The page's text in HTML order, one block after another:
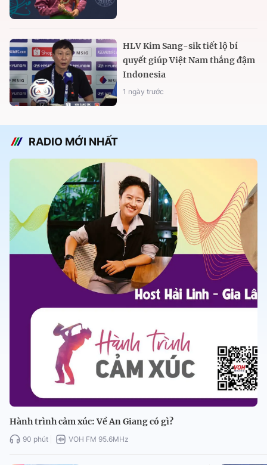
HLV Kim Sang-sik tiết lộ bí
quyết giúp Việt Nam thắng đậm
Indonesia
1 ngày trước
RADIO MỚI NHẤT
Hành trình cảm xúc: Về An Giang có gì?
90 phút VOH FM 95.6MHz